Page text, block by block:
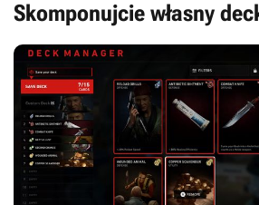
Skomponujcie własny